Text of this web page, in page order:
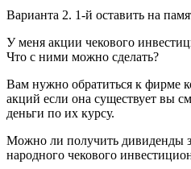
Варианта 2. 1-й оставить на
У меня акции чекового
Что с ними можно сделать?
Вам нужно обратиться к фирме
акций если она существует вы
деньги по их курсу.
Можно ли получить дивиденды
народного чекового